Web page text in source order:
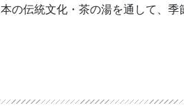
の伝統文化・茶の湯を通して、